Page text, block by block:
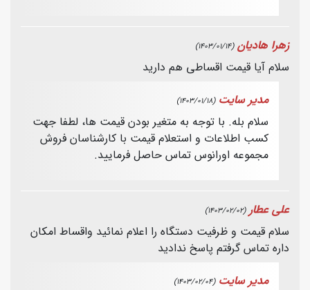
زهرا هادیان (1403/01/14)
سلام آیا قیمت اقساطی هم دارید
مدیر سایت (1403/01/18)
سلام بله. با توجه به متغیر بودن قیمت ها، لطفا جهت
کسب اطلاعات و استعلام قیمت با کارشناسان فروش
مجموعه اورانوس تماس حاصل فرمایید.
علی عطار (1403/02/02)
سلام قیمت و ظرفیت دستگاه را اعلام نمائید واقساط امکان
داره تماس گرفتم پاسخ ندادید
مدیر سایت (1403/02/04)